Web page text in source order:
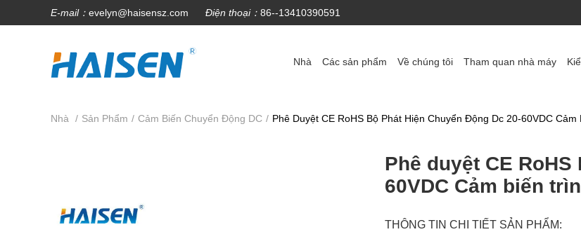
E-mail： evelyn@haisensz.com Điện thoại： 86--13410390591
Nhà Các sản phẩm Về chúng tôi Tham quan nhà máy
Nhà / Sản Phẩm / Cảm Biến Chuyển Động DC / Phê Duyệt CE RoHS Bộ Phát Hiện Chuyển Động Dc 20-60VDC
Phê duyệt CE
60VDC Cảm biến
THÔNG TIN CHI TIẾT SẢN PHẨM: